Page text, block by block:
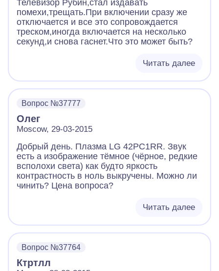
Телевизор Рубин,стал издавать
помехи,трещать.При включении сразу же
отключается и все это сопровождается
треском,иногда включается на несколько
секунд,и снова гаснет.Что это может быть?
Читать далее
Вопрос №37777
Олег
Moscow, 29-03-2015
Добрый день. Плазма LG 42PC1RR. Звук
есть а изображение тёмное (чёрное, редкие
всполохи света) как будто яркость
контрастность в ноль выкручены. Можно ли
чинить? Цена вопроса?
Читать далее
Вопрос №37764
Ктртлл